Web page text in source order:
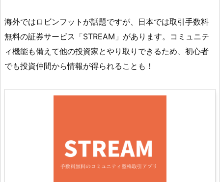
海外ではロビンフットが話題ですが、日本では取引手数料
無料の証券サービス「STREAM」があります。コミュニテ
ィ機能も備えて他の投資家とやり取りできるため、初心者
でも投資仲間から情報が得られることも！